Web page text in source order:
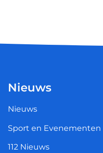
Nieuws
Nieuws
Sport en Evenementen
112 Nieuws